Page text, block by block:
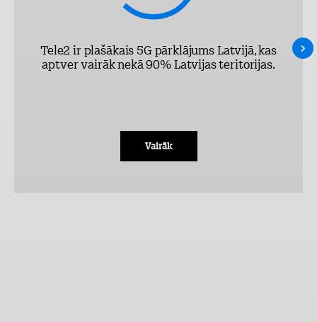
Tele2 ir plašākais 5G pārklājums Latvijā, kas
aptver vairāk nekā 90% Latvijas teritorijas.
Vairāk